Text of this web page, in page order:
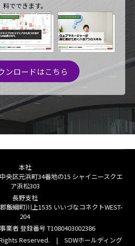
料でできます。
ンロードはこちら
本社
央区元浜町34番地の15 シャイニースクエ
ア浜松303
長野支社
飯綱町川上1535 いいづなコネクトWEST-
204
業者 登録番号 T1080403002386
Rights Reserved. |SDWホールディング